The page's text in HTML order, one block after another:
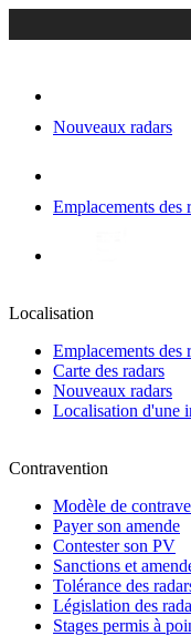
Nouveaux radars
Emplacements des
Localisation
Emplacements des
Carte des radars
Nouveaux radars
Localisation d'une
Contravention
Modèle de
Payer son amende
Contester son PV
Sanctions et
Tolérance des
Législation des
Stages permis à